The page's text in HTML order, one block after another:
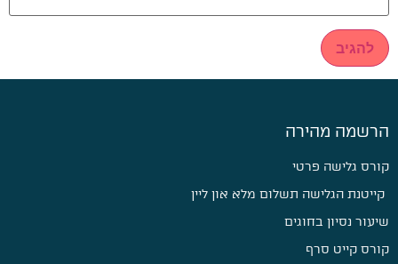
הרשמה מהירה
קורס גלישה פרטי
קייטנת הגלישה תשלום מלא און ליין
שיעור נסיון בחוגים
קורס קייט סרף